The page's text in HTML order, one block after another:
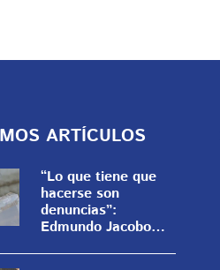
ARTÍCULOS
“Lo que tiene que
hacerse son
denuncias”:
Edmundo Jacobo
anticipados de